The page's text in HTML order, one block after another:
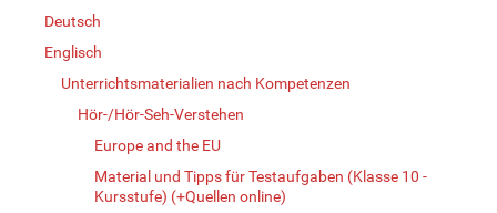
Deutsch
Englisch
Unterrichtsmaterialien nach Kompetenzen
Hör-/Hör-Seh-Verstehen
Europe and the EU
Material und Tipps für Testaufgaben (Klasse 10 -
Kursstufe) (+Quellen online)